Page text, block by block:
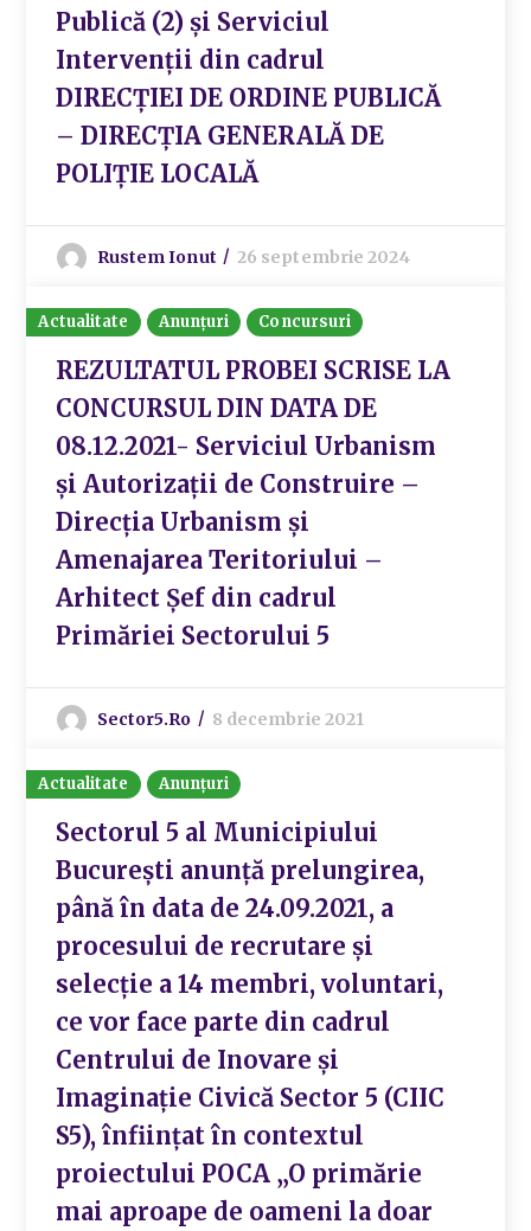
Publică (2) și Serviciul
Intervenții din cadrul
DIRECȚIEI DE ORDINE PUBLICĂ
– DIRECȚIA GENERALĂ DE
POLIȚIE LOCALĂ
Rustem Ionut 26 septembrie 2024
Actualitate Anunțuri Concursuri
REZULTATUL PROBEI SCRISE LA
CONCURSUL DIN DATA DE
08.12.2021- Serviciul Urbanism
și Autorizații de Construire –
Direcția Urbanism și
Amenajarea Teritoriului –
Arhitect Șef din cadrul
Primăriei Sectorului 5
Sector5.ro 8 decembrie 2021
Actualitate Anunțuri
Sectorul 5 al Municipiului
Bucureşti anunţă prelungirea,
până în data de 24.09.2021, a
procesului de recrutare şi
selecţie a 14 membri, voluntari,
ce vor face parte din cadrul
Centrului de Inovare şi
Imaginaţie Civică Sector 5 (CIIC
S5), înfiinţat în contextul
proiectului POCA „O primărie
mai aproape de oameni la doar